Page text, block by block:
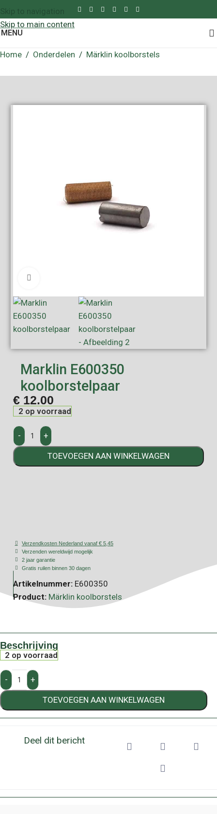
Skip to navigation
Skip to main content
MENU
Home / Onderdelen / Märklin koolborstels
Marklin E600350
koolborstelpaar
€ 12.00
2 op voorraad
- +
TOEVOEGEN AAN WINKELWAGEN
Verzendkosten Nederland vanaf € 5,45
Verzenden wereldwijd mogelijk
2 jaar garantie
Gratis ruilen binnen 30 dagen
Artikelnummer: E600350
Product: Märklin koolborstels
Beschrijving
2 op voorraad
- +
TOEVOEGEN AAN WINKELWAGEN
Deel dit bericht